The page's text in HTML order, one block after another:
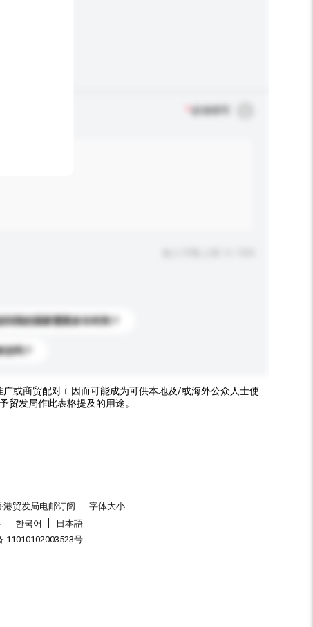
必须填写
到我的国家需要多长时间？
吗？
或商贸配对﹝因而可能成为可供本地及/或海外公众人士使
贸发局作此表格提及的用途。
港贸发局电邮订阅
字体大小
한국어
日本語
11010102003523号